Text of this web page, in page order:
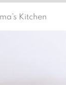
Kitchen